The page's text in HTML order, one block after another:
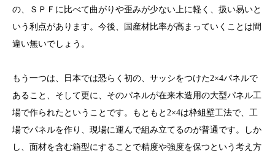
の、ＳＰＦに比べて曲がりや歪みが少ない上に軽く、扱い易いと
いう利点があります。今後、国産材比率が高まっていくことは間
違い無いでしょう。
もう一つは、日本では恐らく初の、サッシをつけた2×4パネルで
あること、そして更に、そのパネルが在来木造用の大型パネル工
場で作られたということです。もともと2×4は枠組壁工法で、工
場でパネルを作り、現場に運んで組み立てるのが普通です。しか
し、面材を含む箱型にすることで精度や強度を保つという考え方